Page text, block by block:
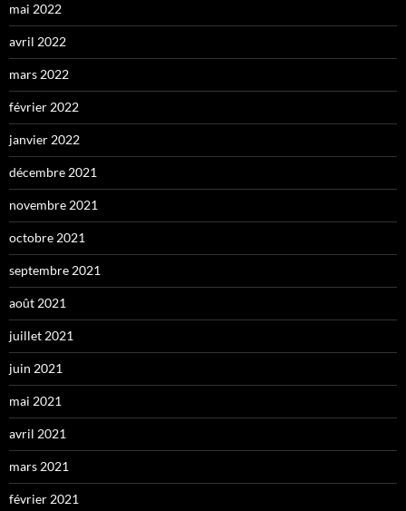
mai 2022
avril 2022
mars 2022
février 2022
janvier 2022
décembre 2021
novembre 2021
octobre 2021
septembre 2021
août 2021
juillet 2021
juin 2021
mai 2021
avril 2021
mars 2021
février 2021